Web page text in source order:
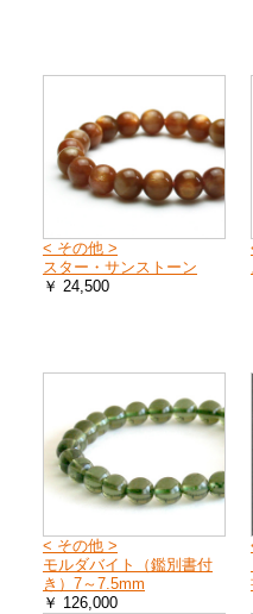
< その他 >
スター・サンストーン
￥ 24,500
< その他 >
モルダバイト（鑑別書付
き）7～7.5mm
￥ 126,000